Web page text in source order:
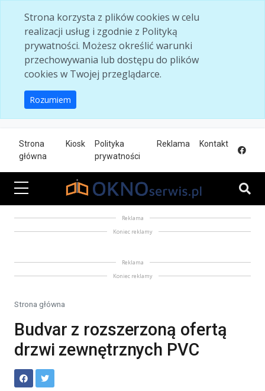
Strona korzysta z plików cookies w celu
realizacji usług i zgodnie z Polityką
prywatności. Możesz określić warunki
przechowywania lub dostępu do plików
cookies w Twojej przeglądarce.
Rozumiem
Strona
główna
Kiosk
Polityka
prywatności
Reklama Kontakt
Reklama
Koniec reklamy
Reklama
Koniec reklamy
Strona główna
Budvar z rozszerzoną ofertą
drzwi zewnętrznych PVC